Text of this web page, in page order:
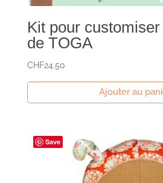
Kit pour
de TOGA
CHF24.50
Ajouter au
Save